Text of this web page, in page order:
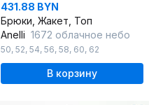
431.88 BYN
Брюки, Жакет, Топ
Anelli 1672 облачное небо
50, 52, 54, 56, 58, 60, 62
В корзину